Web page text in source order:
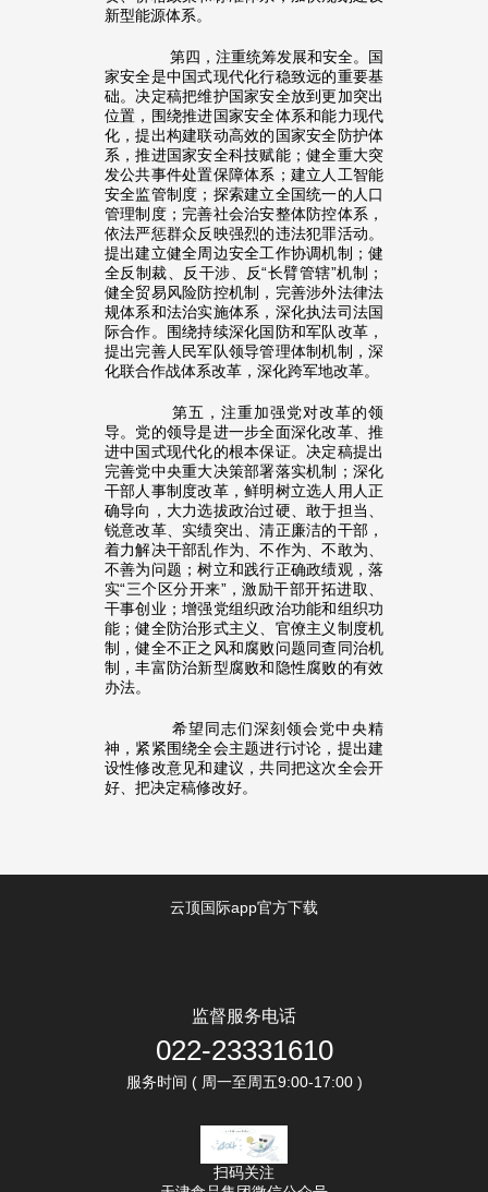
新型能源体系。
第四，注重统筹发展和安全。国
家安全是中国式现代化行稳致远的重要基
础。决定稿把维护国家安全放到更加突出
位置，围绕推进国家安全体系和能力现代
化，提出构建联动高效的国家安全防护体
系，推进国家安全科技赋能；健全重大突
发公共事件处置保障体系；建立人工智能
安全监管制度；探索建立全国统一的人口
管理制度；完善社会治安整体防控体系，
依法严惩群众反映强烈的违法犯罪活动。
提出建立健全周边安全工作协调机制；健
全反制裁、反干涉、反“长臂管辖”机制；
健全贸易风险防控机制，完善涉外法律法
规体系和法治实施体系，深化执法司法国
际合作。围绕持续深化国防和军队改革，
提出完善人民军队领导管理体制机制，深
化联合作战体系改革，深化跨军地改革。
第五，注重加强党对改革的领
导。党的领导是进一步全面深化改革、推
进中国式现代化的根本保证。决定稿提出
完善党中央重大决策部署落实机制；深化
干部人事制度改革，鲜明树立选人用人正
确导向，大力选拔政治过硬、敢于担当、
锐意改革、实绩突出、清正廉洁的干部，
着力解决干部乱作为、不作为、不敢为、
不善为问题；树立和践行正确政绩观，落
实“三个区分开来”，激励干部开拓进取、
干事创业；增强党组织政治功能和组织功
能；健全防治形式主义、官僚主义制度机
制，健全不正之风和腐败问题同查同治机
制，丰富防治新型腐败和隐性腐败的有效
办法。
希望同志们深刻领会党中央精
神，紧紧围绕全会主题进行讨论，提出建
设性修改意见和建议，共同把这次全会开
好、把决定稿修改好。
云顶国际app官方下载
监督服务电话
022-23331610
服务时间 ( 周一至周五9:00-17:00 )
扫码关注